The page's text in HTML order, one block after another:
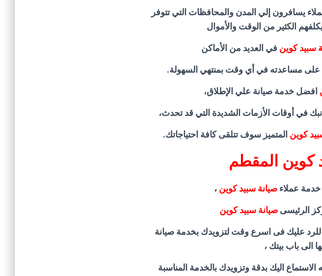
يسافرون إلي المدن والمحافظات التي تتوفر
الكثير من الوقت والأموال
سبيد كوين في العديد من الأماكن
مساعدته في أي وقت بمنتهي السهولة.
افضل خدمة صيانة علي الإطلاق،
في أوقات الأزمات الشديدة التي قد تحدث،
كوين المتميز سوف تتلقى كافة احتياجاتك.
كوين المقطم
عملاءصيانة سبيد كوين،
الرئيسى صيانة سبيد كوين
عليك فى اسرع وقت لتزويدك بخدمة صيانة
الى باب بيتك ،
اليك بدقة وتزويدك بالخدمة المناسبة